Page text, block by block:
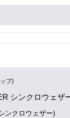
プ)
シンクロウェザ
ンクロウェザー)